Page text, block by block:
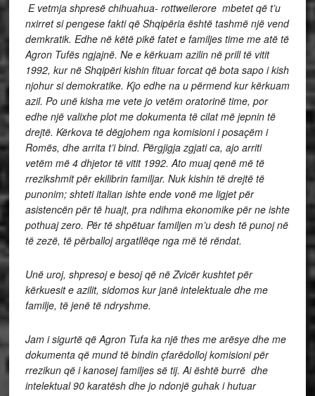
E vetmja shpresë chihuahua- rottweilerore mbetet që t’u
nxirret si pengese fakti që Shqipëria është tashmë një vend
demkratik. Edhe në këtë pikë fatet e familjes time me atë të
Agron Tufës ngjajnë. Ne e kërkuam azilin në prill të vitit
1992, kur në Shqipëri kishin fituar forcat që bota sapo i kish
njohur si demokratike. Kjo edhe na u përmend kur kërkuam
azil. Po unë kisha me vete jo vetëm oratorinë time, por
edhe një valixhe plot me dokumenta të cilat më jepnin të
drejtë. Kërkova të dëgjohem nga komisioni i posaçëm i
Romës, dhe arrita t’i bind. Përgjigja zgjati ca, ajo arriti
vetëm më 4 dhjetor të vitit 1992. Ato muaj qenë më të
rrezikshmit për ekilibrin familjar. Nuk kishin të drejtë të
punonim; shteti italian ishte ende vonë me ligjet për
asistencën për të huajt, pra ndihma ekonomike për ne ishte
pothuaj zero. Për të shpëtuar familjen m’u desh të punoj në
të zezë, të përballoj argatllëqe nga më të rëndat.
Unë uroj, shpresoj e besoj që në Zvicër kushtet për
kërkuesit e azilit, sidomos kur janë intelektuale dhe me
familje, të jenë të ndryshme.
Jam i sigurtë që Agron Tufa ka një thes me arësye dhe me
dokumenta që mund të bindin çfarëdolloj komisioni për
rrezikun që i kanosej familjes së tij. Ai është burrë dhe
intelektual 90 karatësh dhe jo ndonjë guhak i hutuar